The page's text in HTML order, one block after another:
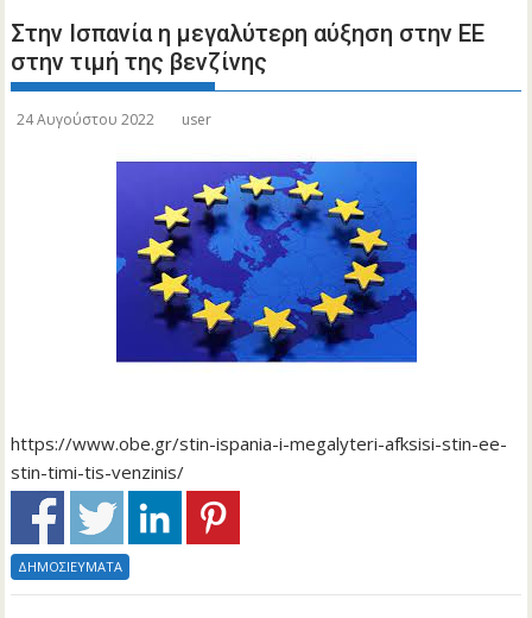
Στην Ισπανία η μεγαλύτερη αύξηση στην ΕΕ
στην τιμή της βενζίνης
24 Αυγούστου 2022 user
https://www.obe.gr/stin-ispania-i-megalyteri-afksisi-stin-ee-
stin-timi-tis-venzinis/
ΔΗΜΟΣΙΕΥΜΑΤΑ